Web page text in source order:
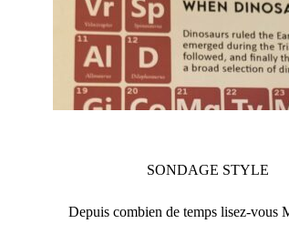
SONDAGE STYLE
Depuis combien de temps lisez-vous